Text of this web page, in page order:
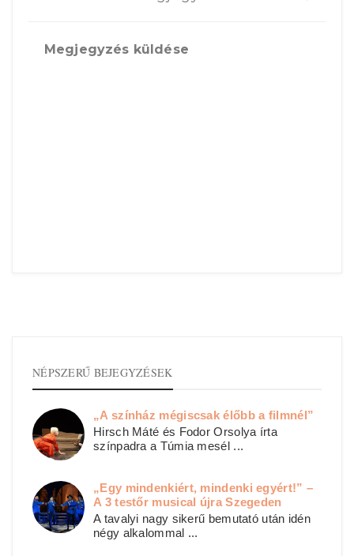
Megjegyzés küldése
NÉPSZERŰ BEJEGYZÉSEK
„A színház mégiscsak élőbb a filmnél”
Hirsch Máté és Fodor Orsolya írta
színpadra a Túmia mesél ...
„Egy mindenkiért, mindenki egyért!” –
A 3 testőr musical újra Szegeden
A tavalyi nagy sikerű bemutató után idén
négy alkalommal ...